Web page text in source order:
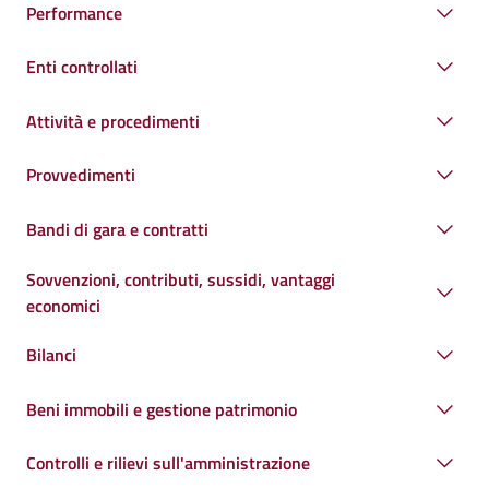
Performance
Enti controllati
Attività e procedimenti
Provvedimenti
Bandi di gara e contratti
Sovvenzioni, contributi, sussidi, vantaggi
economici
Bilanci
Beni immobili e gestione patrimonio
Controlli e rilievi sull'amministrazione